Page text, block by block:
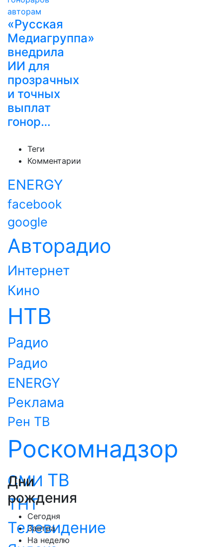
«Русская
Медиагруппа»
внедрила
ИИ для
прозрачных
и точных
выплат
гонор…
Теги
Комментарии
ENERGY
facebook
google
Авторадио
Интернет
Кино
НТВ
Радио
Радио
ENERGY
Реклама
Рен ТВ
Роскомнадзор
СМИ ТВ
ТНТ
Телевидение
Дни
рождения
Сегодня
Завтра
На неделю